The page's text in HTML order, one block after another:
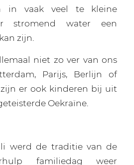
in vaak veel te kleine
stromend water een
zijn.
niet zo ver van ons
Parijs, Berlijn of
er ook kinderen bij uit
Oekraïne.
werd de traditie van de
familiedag weer